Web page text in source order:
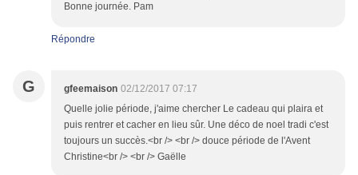
Bonne journée. Pam
Répondre
G gfeemaison 02/12/2017 07:17
Quelle jolie période, j'aime chercher Le cadeau qui plaira et
puis rentrer et cacher en lieu sûr. Une déco de noel tradi c'est
toujours un succès.<br /> <br /> douce période de l'Avent
Christine<br /> <br /> Gaëlle